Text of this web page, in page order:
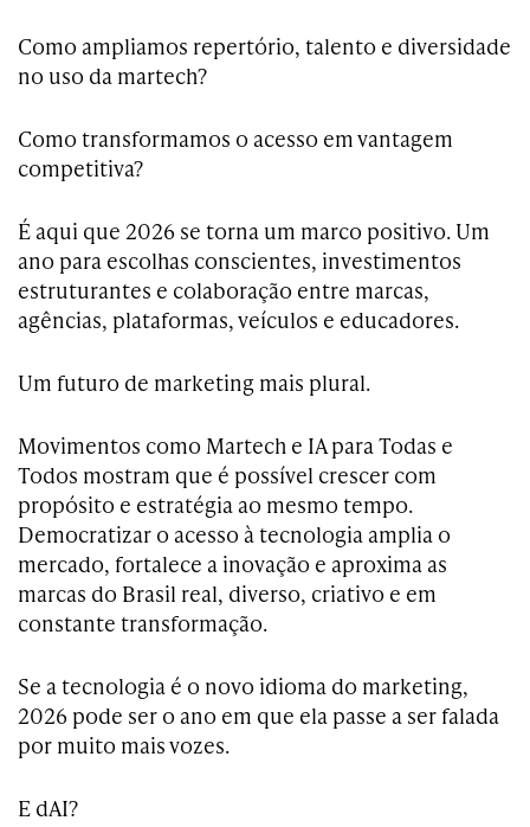
Como ampliamos repertório, talento e diversidade
no uso da martech?
Como transformamos o acesso em vantagem
competitiva?
É aqui que 2026 se torna um marco positivo. Um
ano para escolhas conscientes, investimentos
estruturantes e colaboração entre marcas,
agências, plataformas, veículos e educadores.
Um futuro de marketing mais plural.
Movimentos como Martech e IA para Todas e
Todos mostram que é possível crescer com
propósito e estratégia ao mesmo tempo.
Democratizar o acesso à tecnologia amplia o
mercado, fortalece a inovação e aproxima as
marcas do Brasil real, diverso, criativo e em
constante transformação.
Se a tecnologia é o novo idioma do marketing,
2026 pode ser o ano em que ela passe a ser falada
por muito mais vozes.
E dAI?